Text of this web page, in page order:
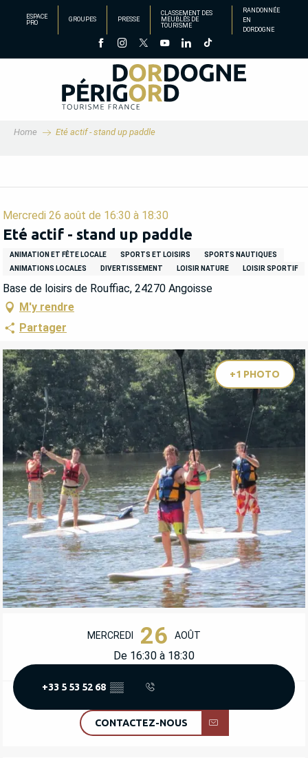
principal
ESPACE
PRO
GROUPES PRESSE
CLASSEMENT DES
MEUBLÉS DE
TOURISME
RANDONNÉE
EN
DORDOGNE
Home Eté actif - stand up paddle
Mercredi 26 août de 16:30 à 18:30
Eté actif - stand up paddle
ANIMATION ET FÊTE LOCALE SPORTS ET LOISIRS
SPORTS NAUTIQUES
ANIMATIONS LOCALES
DIVERTISSEMENT LOISIR NATURE LOISIR SPORTIF
Base de loisirs de Rouffiac, 24270 Angoisse
M'y rendre
Partager
+1 PHOTO
OUVERTURE ET COORDONNÉES
MERCREDI 26 AOÛT
De 16:30 à 18:30
+33 5 53 52 68 ▒▒
CONTACTEZ-NOUS